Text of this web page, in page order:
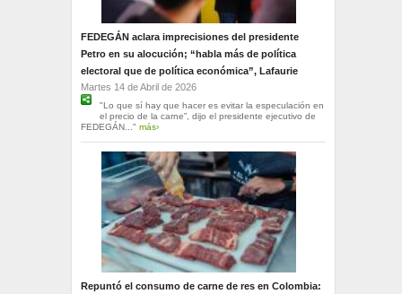
FEDEGÁN aclara imprecisiones del presidente
Petro en su alocución; “habla más de política
electoral que de política económica”, Lafaurie
Martes 14 de Abril de 2026
"Lo que sí hay que hacer es evitar la especulación en
el precio de la carne”, dijo el presidente ejecutivo de
FEDEGÁN..." más›
Repuntó el consumo de carne de res en Colombia: